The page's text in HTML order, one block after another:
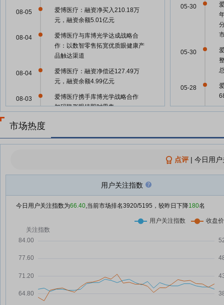
爱博医疗：融资净买入210.18万
元，融资余额5.01亿元
08-05
爱博医疗与库博光学达成战略合
作：以数智零售拓宽优质眼健康产
品触达渠道
08-04
爱博医疗：融资净偿还127.49万
元，融资余额4.99亿元
08-04
爱博医疗携手库博光学战略合作
加码隐形眼镜即时零售
08-03
08-03
爱博医疗：融资净偿还403.36万
元，融资余额5.02亿元
元，融资余额5.08亿元
07-25
元，融资余额5.13亿元
爱博医疗：融资净偿还157.39万
07-23
05-30
05-30
05-28
05-22
05-22
05-14
市场热度
点评| 今日用
用户关注指数
今日用户关注指数为66.40,当前市场排名3920/5195，较昨日下降180名